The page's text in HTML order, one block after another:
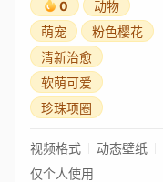
0
动物
萌宠
粉色樱花
清新治愈
软萌可爱
珍珠项圈
视频格式 动态壁纸
仅个人使用